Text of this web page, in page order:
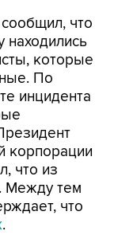
что
находились
которые
По
инцидента
корпорации
что из
Между тем
что
.